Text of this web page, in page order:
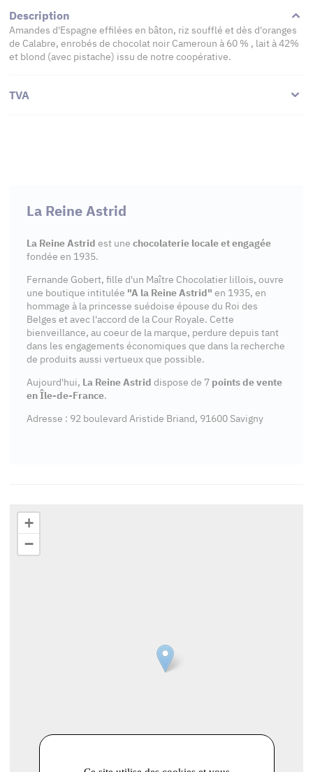
Description
Amandes d'Espagne effilées en bâton, riz soufflé et dès d'oranges
de Calabre, enrobés de chocolat noir Cameroun à 60 % , lait à 42%
et blond (avec pistache) issu de notre coopérative.
TVA
La Reine Astrid
La Reine Astrid est une chocolaterie locale et engagée
fondée en 1935.
Fernande Gobert, fille d'un Maître Chocolatier lillois, ouvre
une boutique intitulée "A la Reine Astrid" en 1935, en
hommage à la princesse suédoise épouse du Roi des
Belges et avec l'accord de la Cour Royale. Cette
bienveillance, au coeur de la marque, perdure depuis tant
dans les engagements économiques que dans la recherche
de produits aussi vertueux que possible.
Aujourd'hui, La Reine Astrid dispose de 7 points de vente
en Île-de-France.
Adresse : 92 boulevard Aristide Briand, 91600 Savigny
+
−